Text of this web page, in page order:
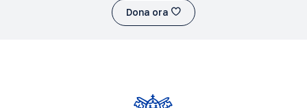
Dona ora